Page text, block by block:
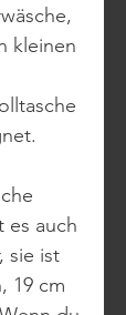
kleinen
es auch
sie ist
19 cm